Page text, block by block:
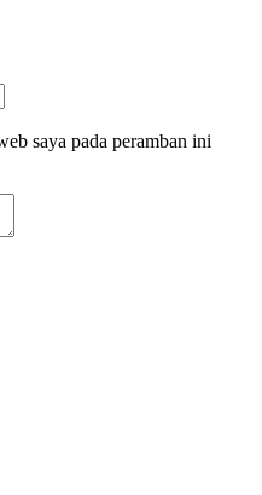
saya pada peramban ini